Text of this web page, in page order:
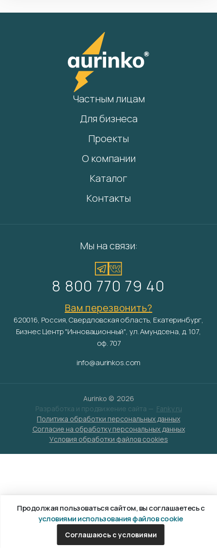
Частным лицам
Для бизнеса
Проекты
О компании
Каталог
Контакты
Мы на связи:
8 800 770 79 40
Вам перезвонить?
620016, Россия, Свердловская область, Екатеринбург,
Бизнес Центр "Инновационный", ул. Амундсена, д. 107,
оф. 707
info@aurinkos.com
Aurinko © 2026
Разработка и продвижение сайта — Fanky.ru
Политика обработки персональных данных
Согласие на обработку персональных данных
Условия обработки файлов cookies
Продолжая пользоваться сайтом, вы соглашаетесь с
условиями использования файлов cookie
Соглашаюсь с условиями